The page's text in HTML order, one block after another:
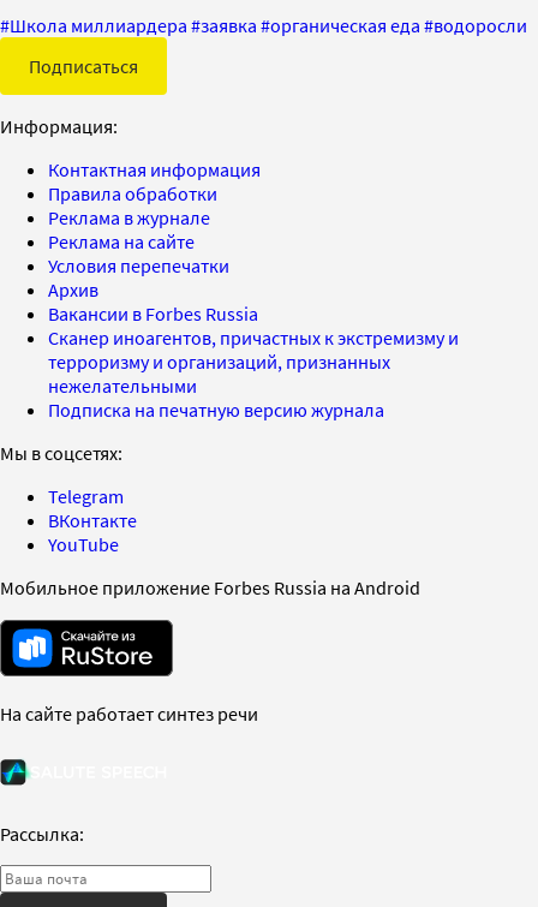
#Школа миллиардера #заявка #органическая еда #водоросли
Подписаться
Информация:
Контактная информация
Правила обработки
Реклама в журнале
Реклама на сайте
Условия перепечатки
Архив
Вакансии в Forbes Russia
Сканер иноагентов, причастных к экстремизму и
терроризму и организаций, признанных
нежелательными
Подписка на печатную версию журнала
Мы в соцсетях:
Telegram
ВКонтакте
YouTube
Мобильное приложение Forbes Russia на Android
На сайте работает синтез речи
Рассылка: